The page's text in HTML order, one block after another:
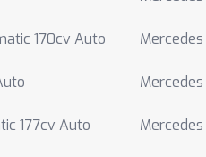
170cv Auto
177cv Auto